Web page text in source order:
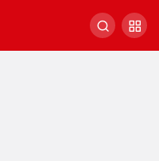
yeşertecek